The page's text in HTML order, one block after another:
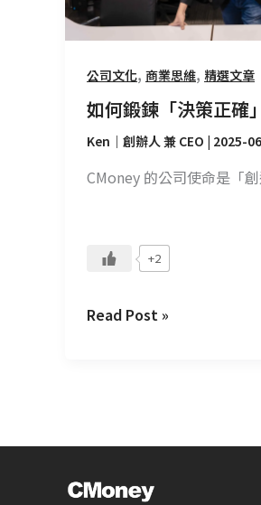
公司文化, 商業思維, 精選文章
如何鍛鍊「決策正確
Ken｜創辦人 兼 CEO | 2025-
CMoney 的公司使命是「
+2
的
能
Read Post »